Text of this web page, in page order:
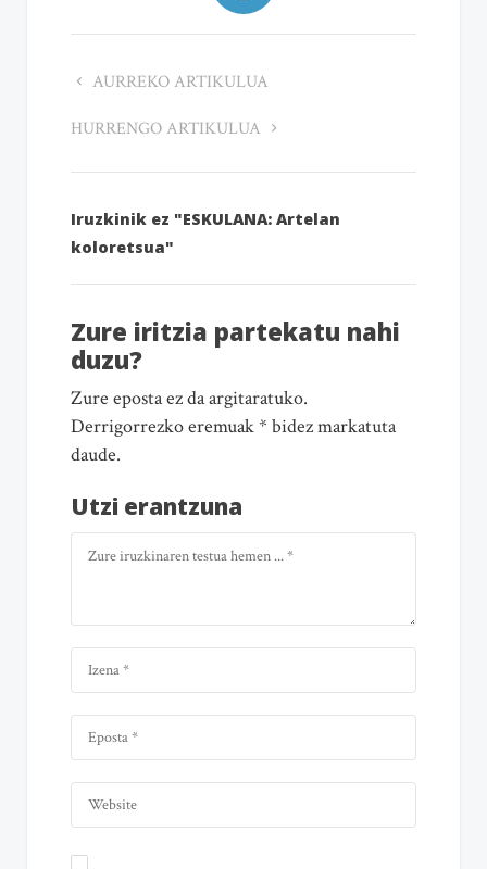
AURREKO ARTIKULUA
HURRENGO ARTIKULUA
Iruzkinik ez "ESKULANA: Artelan
koloretsua"
Zure iritzia partekatu nahi
duzu?
Zure eposta ez da argitaratuko.
Derrigorrezko eremuak * bidez markatuta
daude.
Utzi erantzuna